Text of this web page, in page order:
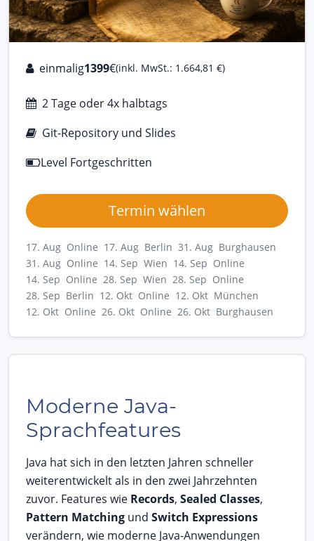
einmalig1399€(inkl. MwSt.: 1.664,81 €)
2 Tage oder 4x halbtags
Git-Repository und Slides
Level Fortgeschritten
Termin wählen
17. Aug Online 17. Aug Berlin 31. Aug Burghausen
31. Aug Online 14. Sep Wien 14. Sep Online
14. Sep Online 28. Sep Wien 28. Sep Online
28. Sep Berlin 12. Okt Online 12. Okt München
12. Okt Online 26. Okt Online 26. Okt Burghausen
Moderne Java-
Sprachfeatures
Java hat sich in den letzten Jahren schneller
weiterentwickelt als in den zwei Jahrzehnten
zuvor. Features wie Records, Sealed Classes,
Pattern Matching und Switch Expressions
verändern, wie moderne Java-Anwendungen